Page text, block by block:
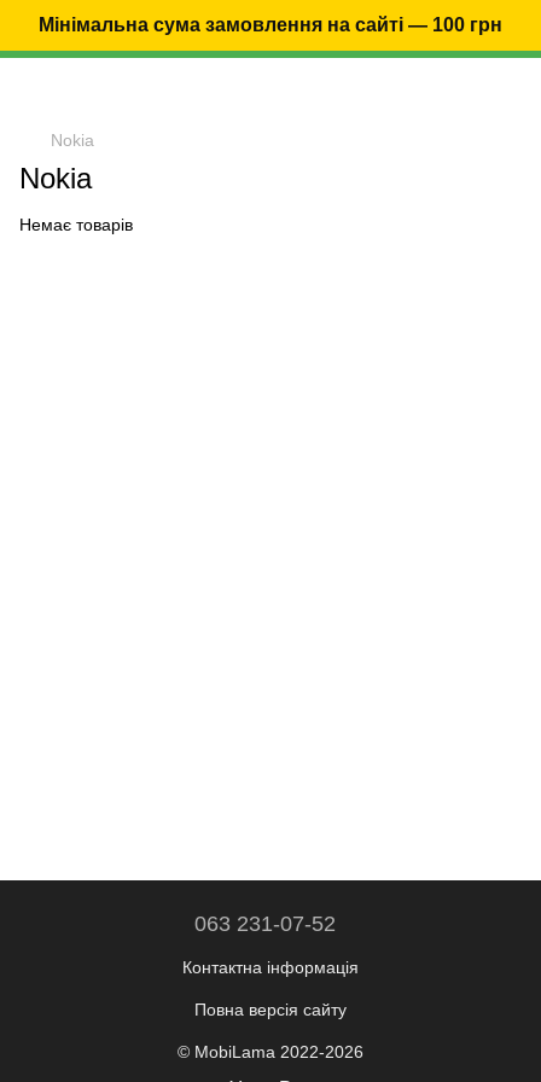
Мінімальна сума замовлення на сайті — 100 грн
Nokia
Nokia
Немає товарів
063 231-07-52
Контактна інформація
Повна версія сайту
© MobiLama 2022-2026